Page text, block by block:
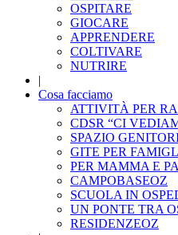
OSPITARE
GIOCARE
APPRENDERE
COLTIVARE
NUTRIRE
|
Cosa facciamo
ATTIVITÀ PER
CDSR “CI
SPAZIO
GITE PER
PER MAMMA E
CAMPOBASEOZ
SCUOLA IN
UN PONTE TRA
RESIDENZEOZ